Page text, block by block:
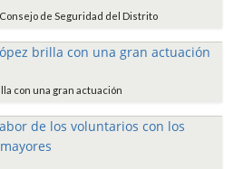
de Seguridad del Distrito
con una gran actuación